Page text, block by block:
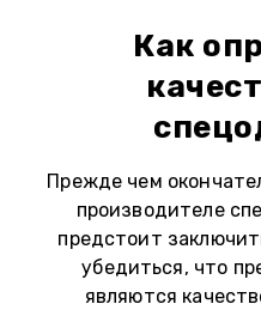
Как
Прежде чем
производителе
предстоит
убедиться, что
являются